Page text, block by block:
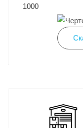
1000